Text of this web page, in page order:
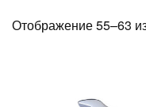
Отображение 55–63